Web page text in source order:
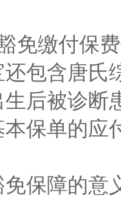
免缴付保
包含唐氏
后被诊断
保单的应
保障的意